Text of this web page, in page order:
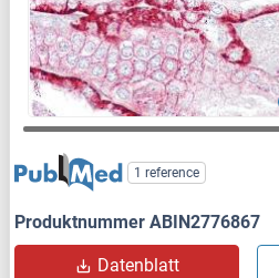
1 reference
Produktnummer ABIN2776867
Datenblatt